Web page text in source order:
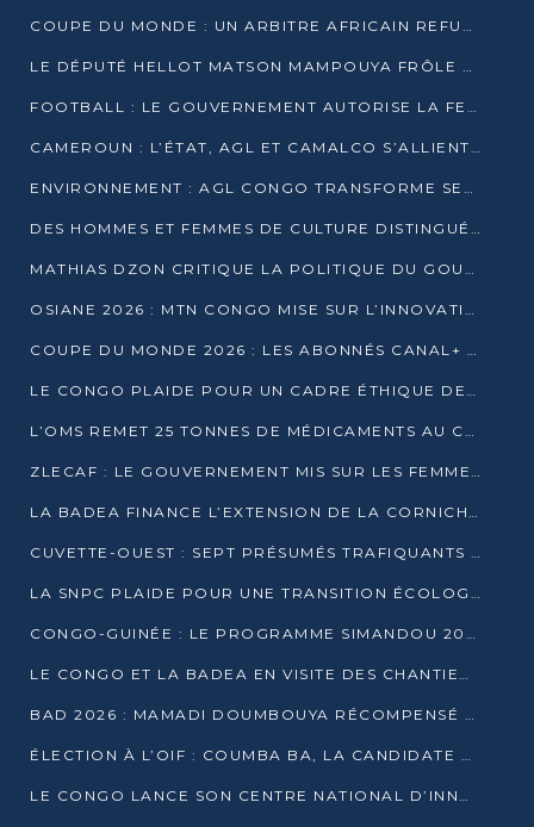
COUPE DU MONDE : UN ARBITRE AFRICAIN REFUSÉ À L’ENTRÉE DES ÉTATS-UNIS
LE DÉPUTÉ HELLOT MATSON MAMPOUYA FRÔLE LA MORT LORS D’UNE EMBUSCADE DZNS LE POOL
FOOTBALL : LE GOUVERNEMENT AUTORISE LA FECOFOOT À OCCUPER LES COMPLEXES SPORTIFS
CAMEROUN : L’ÉTAT, AGL ET CAMALCO S’ALLIENT POUR UN MÉGA-PROJET FERROVIAIRE
ENVIRONNEMENT : AGL CONGO TRANSFORME SES DÉCHETS EN OUTILS DE FORMATION
DES HOMMES ET FEMMES DE CULTURE DISTINGUÉS POUR LEUR ENGAGEMENT PAR BANTOU CULTURE
MATHIAS DZON CRITIQUE LA POLITIQUE DU GOUVERNEMENT ET ALERTE SUR LA DETTE DU CONGO
OSIANE 2026 : MTN CONGO MISE SUR L’INNOVATION POUR RELEVER LES DÉFIS AFRICAINS
COUPE DU MONDE 2026 : LES ABONNÉS CANAL+ AU CONGO DÉÇUS À QUELQUES JOURS DU COUP D’ENVOI
LE CONGO PLAIDE POUR UN CADRE ÉTHIQUE DE L’INTELLIGENCE ARTIFICIELLE À DAKAR
L’OMS REMET 25 TONNES DE MÉDICAMENTS AU CONGO POUR RENFORCER LA RIPOSTE AUX ÉPIDÉMIES
ZLECAF : LE GOUVERNEMENT MIS SUR LES FEMMES ENTREPRENEURES
LA BADEA FINANCE L’EXTENSION DE LA CORNICHE SUD DE BRAZZAVILLE
CUVETTE-OUEST : SEPT PRÉSUMÉS TRAFIQUANTS DE FAUNE INTERPELLÉS À EWO ET KELLÉ
LA SNPC PLAIDE POUR UNE TRANSITION ÉCOLOGIQUE PROGRESSIVE
CONGO-GUINÉE : LE PROGRAMME SIMANDOU 2040 AU CŒUR DES ÉCHANGES À LA BAD
LE CONGO ET LA BADEA EN VISITE DES CHANTIERS
BAD 2026 : MAMADI DOUMBOUYA RÉCOMPENSÉ PAR LE TROPHÉE BABACAR NDIAYE À BRAZZAVILLE
ÉLECTION À L’OIF : COUMBA BA, LA CANDIDATE DISCRÈTE QUI BOUSCULE LE JEU DIPLOMATIQUE
LE CONGO LANCE SON CENTRE NATIONAL D’INNOVATION